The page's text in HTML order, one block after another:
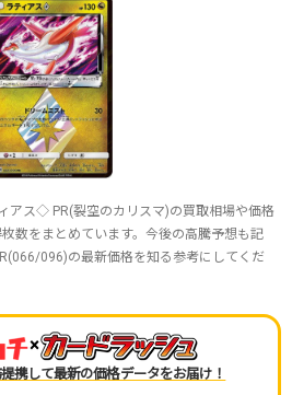
アス◇ PR(裂空のカリスマ)の買取相場や価格
数をまとめています。今後の高騰予想も記
096)の最新価格を知る参考にしてくだ
×
携して最新の価格データをお届け！